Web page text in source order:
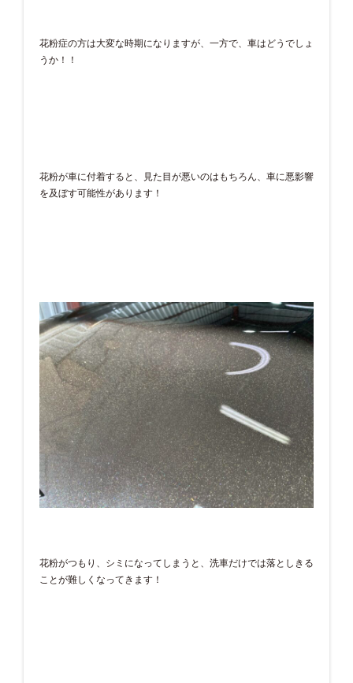
花粉症の方は大変な時期になりますが、一方で、車はどうでしょ
うか！！
花粉が車に付着すると、見た目が悪いのはもちろん、車に悪影響
を及ぼす可能性があります！
花粉がつもり、シミになってしまうと、洗車だけでは落としきる
ことが難しくなってきます！